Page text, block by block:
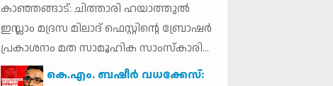
കാഞ്ഞങ്ങാട്: ചിത്താരി ഹയാത്തുൽ
ഇസ്ലാം മദ്രസ മിലാദ് ഫെസ്റ്റിൻ്റെ ബ്രോഷർ
പ്രകാശനം മത സാമൂഹിക സാംസ്കാരി...
കെ.​എം. ബ​ഷീ​ർ വ​ധ​ക്കേ​സ്: